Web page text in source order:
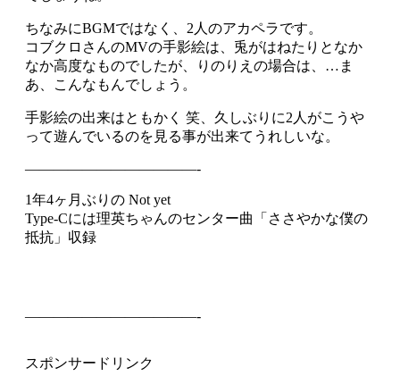
ちなみにBGMではなく、2人のアカペラです。
コブクロさんのMVの手影絵は、兎がはねたりとなか
なか高度なものでしたが、りのりえの場合は、…ま
あ、こんなもんでしょう。
手影絵の出来はともかく 笑、久しぶりに2人がこうや
って遊んでいるのを見る事が出来てうれしいな。
————————————-
1年4ヶ月ぶりの Not yet
Type-Cには理英ちゃんのセンター曲「ささやかな僕の
抵抗」収録
————————————-
スポンサードリンク